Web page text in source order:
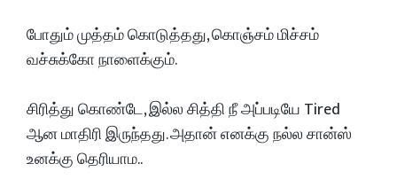
போதும் முத்தம் கொடுத்தது, கொஞ்சம் மிச்சம்
வச்சுக்கோ நாளைக்கும்.
சிரித்து கொண்டே, இல்ல சித்தி நீ அப்படியே Tired
ஆன மாதிரி இருந்தது. அதான் எனக்கு நல்ல சான்ஸ்
உனக்கு தெரியாம..